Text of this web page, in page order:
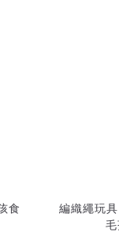
食
編織繩玩